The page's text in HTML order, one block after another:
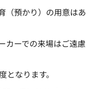
（預かり）の用意はあ
カーでの来場はご遠慮
なります。